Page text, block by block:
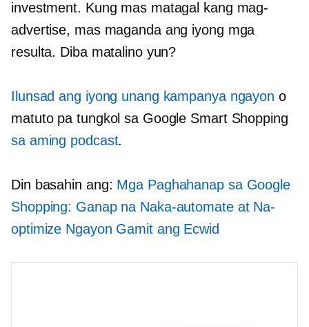
investment. Kung mas matagal kang mag-
advertise, mas maganda ang iyong mga
resulta. Diba matalino yun?
Ilunsad ang iyong unang kampanya ngayon o
matuto pa tungkol sa Google Smart Shopping
sa aming podcast.
Din basahin ang: Mga Paghahanap sa Google
Shopping: Ganap na Naka-automate at Na-
optimize Ngayon Gamit ang Ecwid